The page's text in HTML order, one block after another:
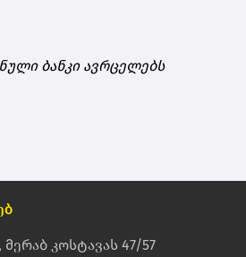
ბანკი ავრცელებს
კოსტავას 47/57